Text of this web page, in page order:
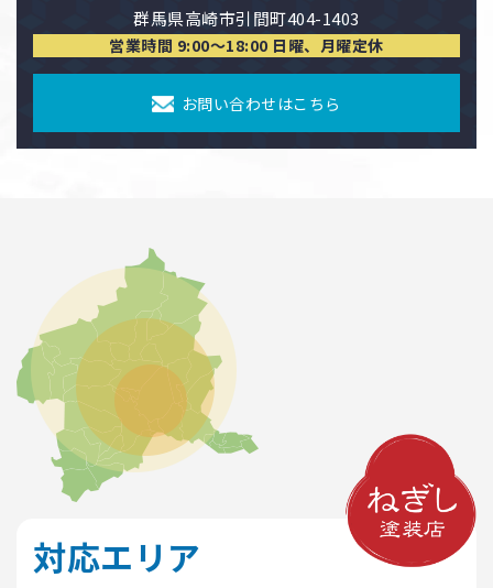
群馬県高崎市引間町404-1403
営業時間 9:00〜18:00 日曜、月曜定休
お問い合わせはこちら
対応エリア